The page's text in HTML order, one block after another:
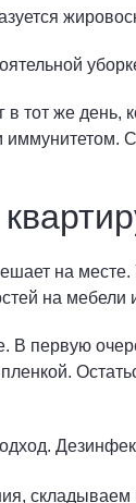
тот же
на
на мебели
В первую
складываем